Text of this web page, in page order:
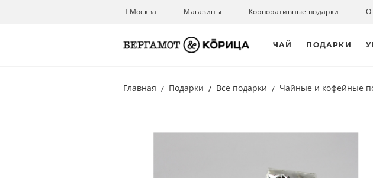
Москва Магазины Корпоративные подарки
ЧАЙ ПОДАРКИ
Главная Подарки Все подарки Чайные и кофейные